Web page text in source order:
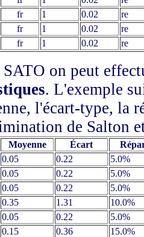
fr
1 0.02
re
fr
1 0.02
re
fr
1 0.02 re
on peut
. L'exemple
l'écart-type, la
de Salton
Moyenne Écart
0.05
0.22
5.0%
0.05
0.22
5.0%
0.05
0.22
5.0%
0.35
1.31
10.0%
0.05
0.22
5.0%
0.15
0.36
15.0%